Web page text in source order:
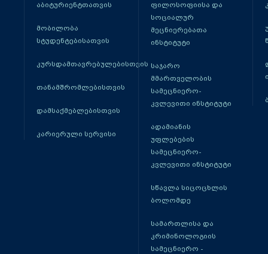
აბიტურიენტთათვის
მობილობა
სტუდენტებისათვის
კურსდამთავრებულებისთვის
თანამშრომლებისთვის
დამსაქმებლებისთვის
კარიერული სერვისი
ფილოსოფიისა და
სოციალურ
მეცნიერებათა
ინსტიტუტი
საჯარო
მმართველობის
სამეცნიერო-
კვლევითი ინსტიტუტი
ადამიანის
უფლებების
სამეცნიერო-
კვლევითი ინსტიტუტი
სწავლა სიცოცხლის
ბოლომდე
სამართლისა და
კრიმინოლოგიის
სამეცნიერო -